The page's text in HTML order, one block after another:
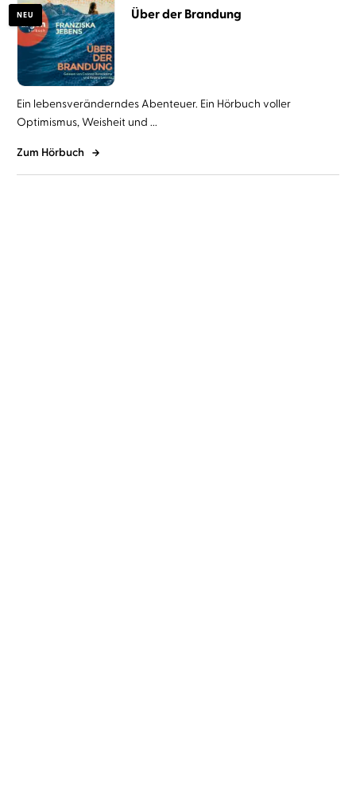
NEU Über der Brandung
Ein lebensveränderndes Abenteuer. Ein Hörbuch voller
Optimismus, Weisheit und ...
Zum Hörbuch